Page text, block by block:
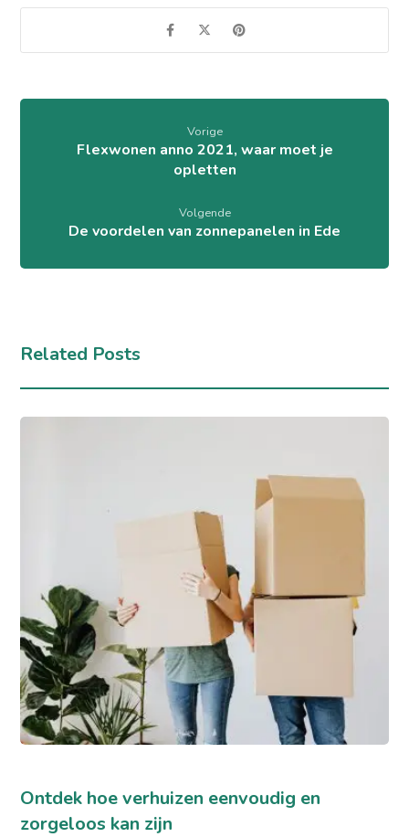
Vorige
Flexwonen anno 2021, waar moet je
opletten
Volgende
De voordelen van zonnepanelen in Ede
Related Posts
Ontdek hoe verhuizen eenvoudig en
zorgeloos kan zijn